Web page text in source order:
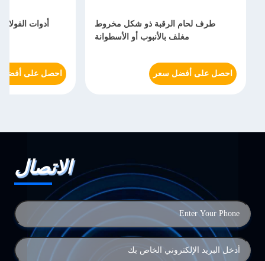
طرف لحام الرقبة ذو شكل مخروط
مغلف بالأنبوب أو الأسطوانة
احصل على أفضل سعر
أدوات
احصل على
الاتصال